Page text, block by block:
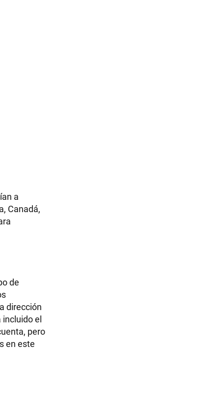
a
Canadá,
de
dirección
el
pero
en este